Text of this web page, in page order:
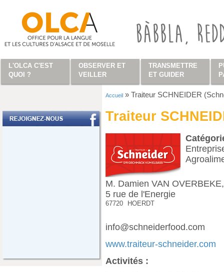
Accueil » Traiteur SCHNEIDER
Traiteur
M. Damien VAN
5 rue de l'Energie
67720 HOERDT
info@schneiderfood.com
www.traiteur-schneider.com
Activités :
L'OLCA C'EST
QUOI ?
OBSERVER ET
VEILLER
TRANSMETTRE
ET GUIDER